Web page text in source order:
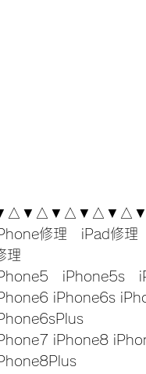
修理　iPad修理
理
　iPhone5s　
iPhone6s
iPhone8